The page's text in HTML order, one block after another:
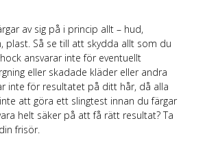
av sig på i princip allt – hud,
plast. Så se till att skydda allt som du
ansvarar inte för eventuellt
eller skadade kläder eller andra
inte för resultatet på ditt hår, då alla
att göra ett slingtest innan du färgar
helt säker på att få rätt resultat? Ta
frisör.